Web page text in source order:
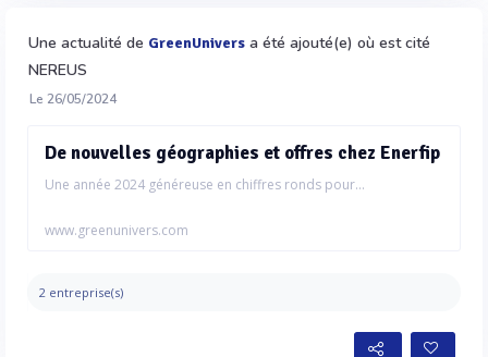
Une actualité de GreenUnivers a été ajouté(e) où est cité
NEREUS
Le 26/05/2024
De nouvelles géographies et offres chez Enerfip
Une année 2024 généreuse en chiffres ronds pour...
www.greenunivers.com
2 entreprise(s)